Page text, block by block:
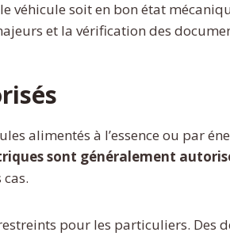
véhicule soit en bon état
et la vérification des
alimentés à l’essence ou par
sont généralement
pour les particuliers.